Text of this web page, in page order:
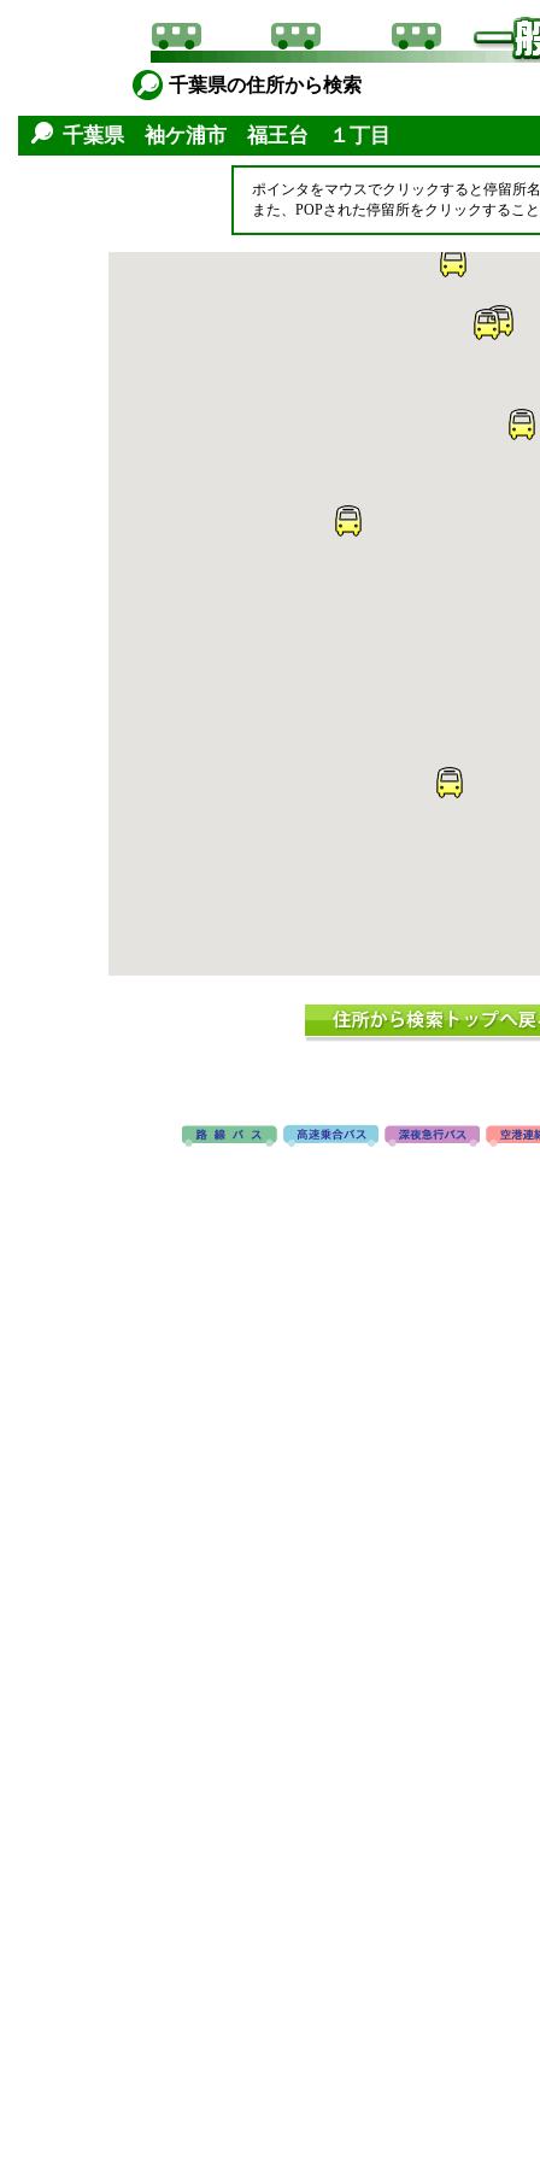
千葉県の住所から検索
千葉県 袖ケ浦市 福王台 １丁目
ポインタをマウスでクリックすると停留所
また、POPされた停留所をクリックするこ